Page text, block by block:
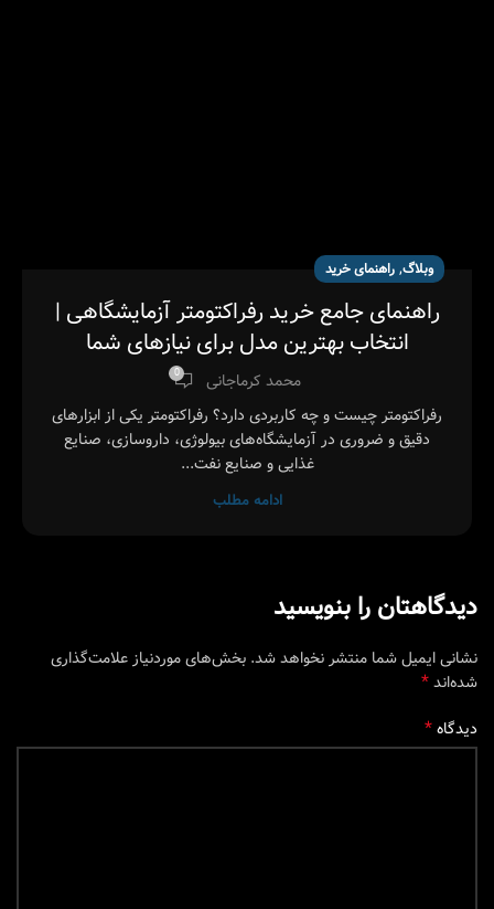
وبلاگ, راهنمای خرید
راهنمای جامع خرید رفراکتومتر آزمایشگاهی |
انتخاب بهترین مدل برای نیازهای شما
محمد کرماجانی 0
رفراکتومتر چیست و چه کاربردی دارد؟ رفراکتومتر یکی از ابزارهای
دقیق و ضروری در آزمایشگاه‌های بیولوژی، داروسازی، صنایع
غذایی و صنایع نفت...
ادامه مطلب
دیدگاهتان را بنویسید
نشانی ایمیل شما منتشر نخواهد شد. بخش‌های موردنیاز علامت‌گذاری
شده‌اند*
دیدگاه*